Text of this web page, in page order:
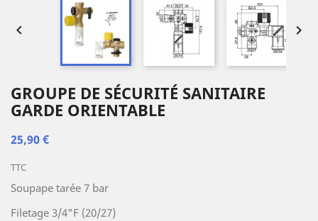
 
GROUPE DE SÉCURITÉ SANITAIRE
GARDE ORIENTABLE
25,90 €
TTC
Soupape tarée 7 bar
Filetage 3/4"F (20/27)